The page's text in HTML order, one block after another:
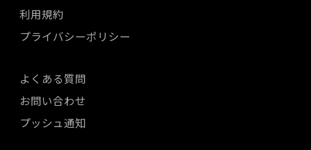
利用規約
プライバシーポリシー
よくある質問
お問い合わせ
プッシュ通知